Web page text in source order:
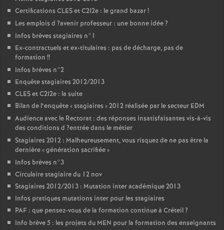
Certifications CLESet C2I2e : le grand bazar!
Les emplois d ?avenir professeur : une bonne idée?
Infos brèves stagiaires n°1
Ex-contractuels et ex-titulaires : pas de décharge, pas de
formation !!
Infos brèves n°2
Enquête stagiaires 2012/2013
CLESet C2I2e : la suite
Bilan de l’enquête «stagiaires » 2012 réalisée par le secteur EDM
Audience avec le Rectorat : des réponses insatisfaisantes vis-à-vis
des conditions d ?entrée dans le métier
Stagiaires 2012 : Malheureusement, vous risquez de ne pas être la
dernière «génération sacrifiée»
Infos brèves n°3
Circulaire stagiaire du 12 nov
Stagiaires 2012/2013 : Mutation inter académique 2013
Infos pratiques mutations inter pour les stagiaires
PAF : que pensez-vous de la formation continue à Créteil?
Info brève 5 : les projets du MEN pour la formation des enseignants